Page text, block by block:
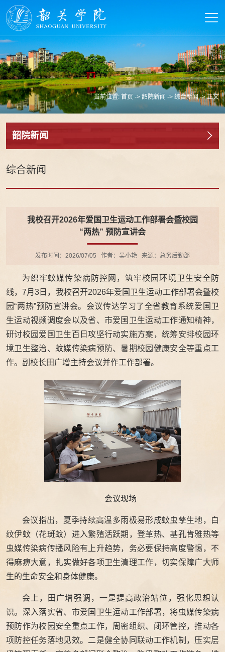
当前位置:首页 ->韶院新闻 ->综合新闻-> 正文
韶院新闻
综合新闻
我校召开2026年爱国卫生运动工作部署会暨校园
“两热” 预防宣讲会
发布时间：2026/07/05 作者：吴小艳 来源：总务后勤部
为织牢蚊媒传染病防控网，筑牢校园环境卫生安全防
线，7月3日，我校召开2026年爱国卫生运动工作部署会暨校
园“两热”预防宣讲会。会议传达学习了全省教育系统爱国卫
生运动视频调度会以及省、市爱国卫生运动工作通知精神，
研讨校园爱国卫生百日攻坚行动实施方案，统筹安排校园环
境卫生整治、蚊媒传染病预防、暑期校园健康安全等重点工
作。副校长田广增主持会议并作工作部署。
会议现场
会议指出，夏季持续高温多雨极易形成蚊虫孳生地，白
纹伊蚊（花斑蚊）进入繁殖活跃期，登革热、基孔肯雅热等
虫媒传染病传播风险有上升趋势，务必要保持高度警惕，不
得麻痹大意，扎实做好各项卫生清理工作，切实保障广大师
生的生命安全和身体健康。
会上，田广增强调，一是提高政治站位，强化思想认
识。深入落实省、市爱国卫生运动工作部署，将虫媒传染病
预防作为校园安全重点工作，周密组织、闭环管控，推动各
项防控任务落地见效。二是健全协同联动工作机制，压实层